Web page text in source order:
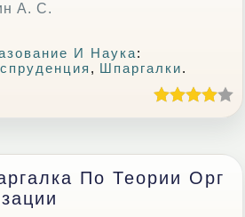
А. С.
И Наука:
, Шпаргалки.
По Теории Орг